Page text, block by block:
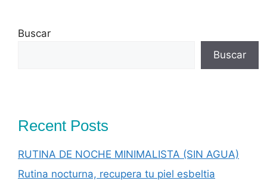
Buscar
Buscar
Recent Posts
RUTINA DE NOCHE MINIMALISTA (SIN AGUA)
Rutina nocturna, recupera tu piel esbeltia